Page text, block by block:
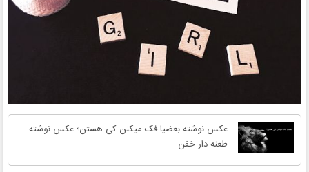
عکس نوشته بعضیا فک میکنن کی هستن؛ عکس نوشته
طعنه دار خفن